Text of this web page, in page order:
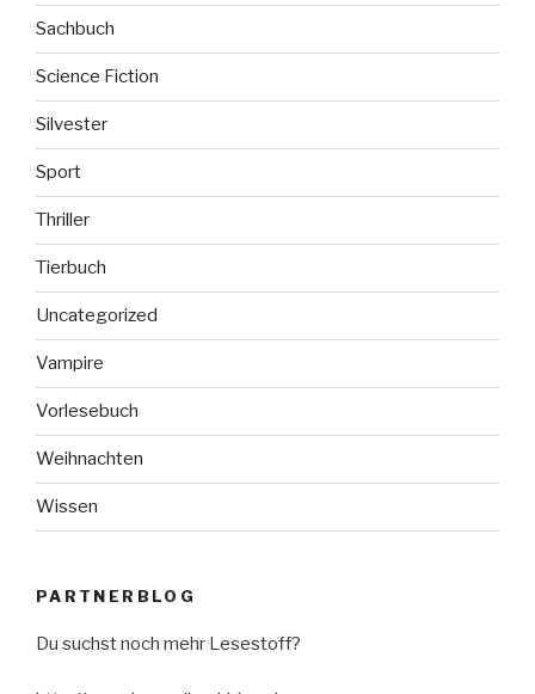
Sachbuch
Science Fiction
Silvester
Sport
Thriller
Tierbuch
Uncategorized
Vampire
Vorlesebuch
Weihnachten
Wissen
PARTNERBLOG
Du suchst noch mehr Lesestoff?